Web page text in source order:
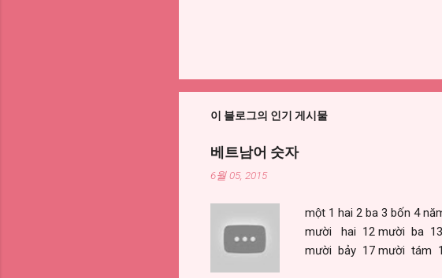
이 블로그의 인기 게시물
베트남어 숫자
6월 05, 2015
một 1 hai 2 ba 3 bốn 4
mười hai 12 mười ba 13
mười bảy 17 mười tám